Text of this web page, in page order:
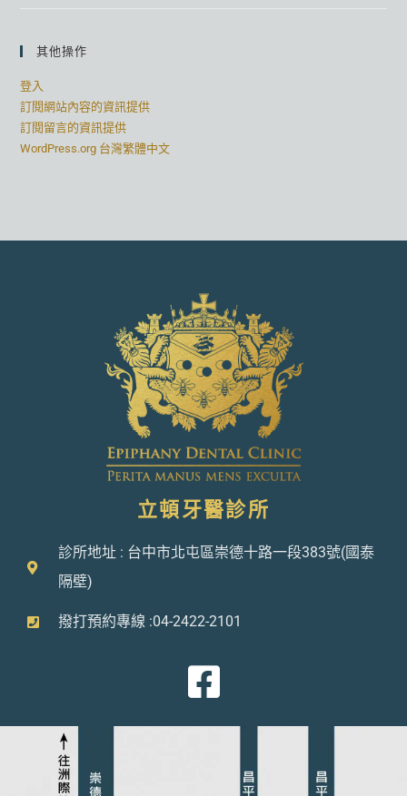
其他操作
登入
訂閱網站內容的資訊提供
訂閱留言的資訊提供
WordPress.org 台灣繁體中文
立頓牙醫診所
診所地址 : 台中市北屯區崇德十路一段383號(國泰
隔壁)
撥打預約專線 :04-2422-2101